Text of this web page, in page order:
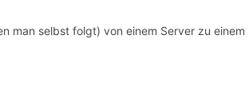
man selbst folgt) von einem Server zu einem